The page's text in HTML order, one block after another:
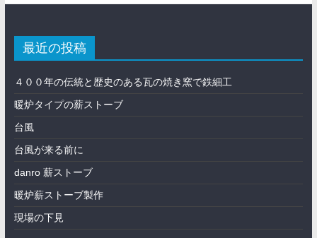
最近の投稿
４００年の伝統と歴史のある瓦の焼き窯で鉄細工
暖炉タイプの薪ストーブ
台風
台風が来る前に
danro 薪ストーブ
暖炉薪ストーブ製作
現場の下見